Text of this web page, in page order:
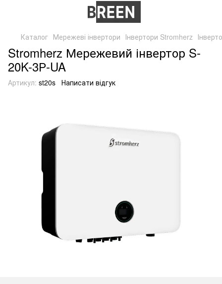
Каталог Мережеві інвертори Інвертори Stromherz
Stromherz Мережевий інвертор S-
20K-3Р-UA
Артикул: st20s Написати відгук